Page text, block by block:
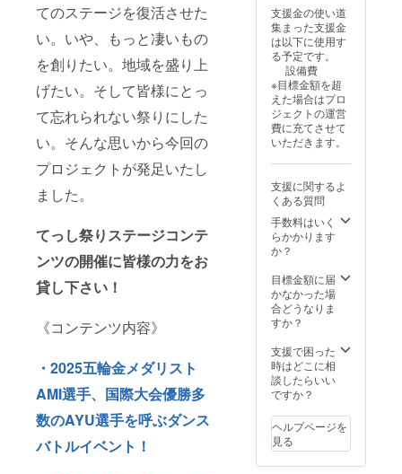
てのステージを復活させた
い。いや、もっと凄いもの
を創りたい。地域を盛り上
げたい。そして皆様にとっ
て忘れられない祭りにした
い。そんな思いから今回の
プロジェクトが発足いたし
ました。
てっし祭りステージコンテ
ンツの開催に皆様の力をお
貸し下さい！
《コンテンツ内容》
・2025五輪金メダリスト
AMI選手、国際大会優勝多
数のAYU選手を呼ぶダンス
バトルイベント！
支援金の使い道
集まった支援金
は以下に使用す
る予定です。
設備費
※目標金額を超
えた場合はプロ
ジェクトの運営
費に充てさせて
いただきます。
支援に関するよ
くある質問
手数料はいく
らかかります
か？
目標金額に届
かなかった場
合どうなりま
すか？
支援で困った
時はどこに相
談したらいい
ですか？
ヘルプページを
見る